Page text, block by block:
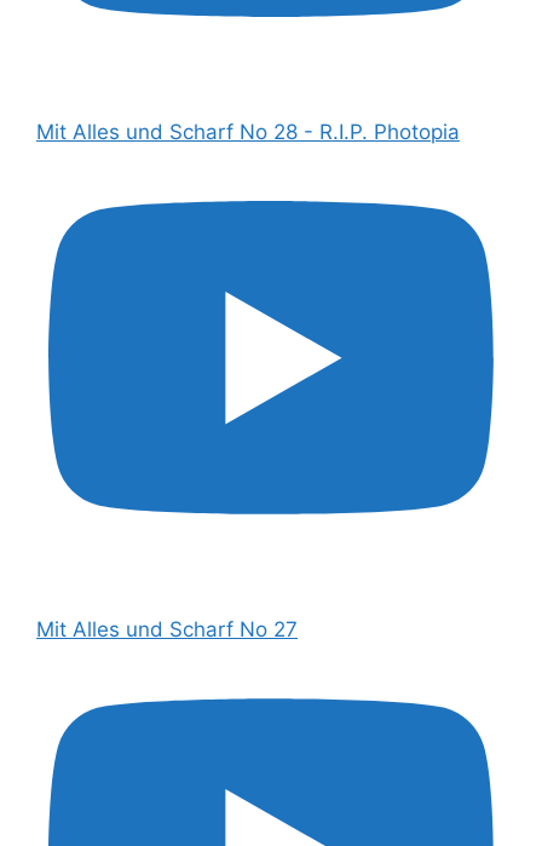
Mit Alles und Scharf No 28 - R.I.P. Photopia
Mit Alles und Scharf No 27